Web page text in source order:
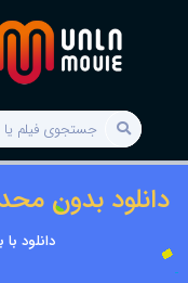
دانلود بدون
دانلود